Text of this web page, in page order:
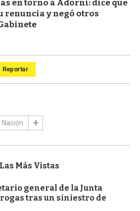
en torno a Adorni: dice que
renuncia y negó otros
Reportar
Nación
Las Más Vistas
general de la Junta
tras un siniestro de